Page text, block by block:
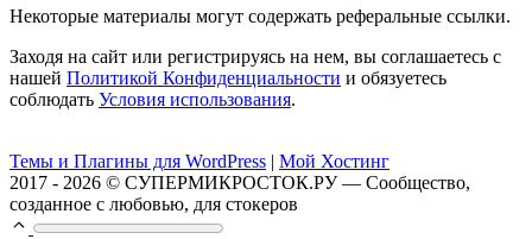
Некоторые материалы могут содержать реферальные ссылки.
Заходя на сайт или регистрируясь на нем, вы соглашаетесь с
нашей Политикой Конфиденциальности и обязуетесь
соблюдать Условия использования.
Темы и Плагины для WordPress | Мой Хостинг
2017 - 2026 © СУПЕРМИКРОСТОК.РУ — Сообщество,
созданное с любовью, для стокеров